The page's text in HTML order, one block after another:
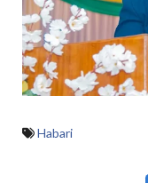
Habari